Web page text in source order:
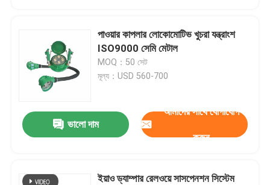
পাওয়ার কাপলার লোকোমোটিভ খুচরা যন্ত্রাংশ
ISO9000 সেমি মেটাল
MOQ：50 সেট
মূল্য：USD 560-700
ভালো দাম
আমাদের সাথে যোগাযোগ
করুন
ইয়াও ড্যাম্পার রেলওয়ে সাসপেনশন সিস্টেম